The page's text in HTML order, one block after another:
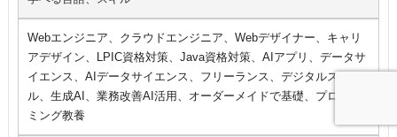
Webエンジニア、クラウドエンジニア、Webデザイナー、キャリ
アデザイン、LPIC資格対策、Java資格対策、AIアプリ、データサ
イエンス、AIデータサイエンス、フリーランス、デジタルスキ
ル、生成AI、業務改善AI活用、オーダーメイドで基礎、プログラ
ミング教養